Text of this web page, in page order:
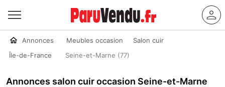
Annonces Meubles occasion
Salon cuir
Île-de-France
Seine-et-Marne (77)
Annonces salon cuir occasion Seine-et-Marne